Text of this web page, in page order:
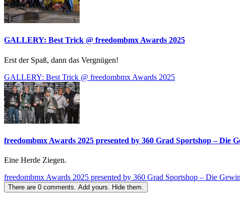
GALLERY: Best Trick @ freedombmx Awards 2025
Erst der Spaß, dann das Vergnügen!
GALLERY: Best Trick @ freedombmx Awards 2025
freedombmx Awards 2025 presented by 360 Grad Sportshop – Die
Eine Herde Ziegen.
freedombmx Awards 2025 presented by 360 Grad Sportshop – Die
There are 0 comments. Add yours. Hide them.